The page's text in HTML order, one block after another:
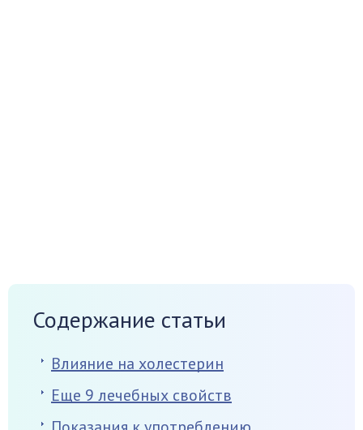
Содержание статьи
Влияние на холестерин
Еще 9 лечебных свойств